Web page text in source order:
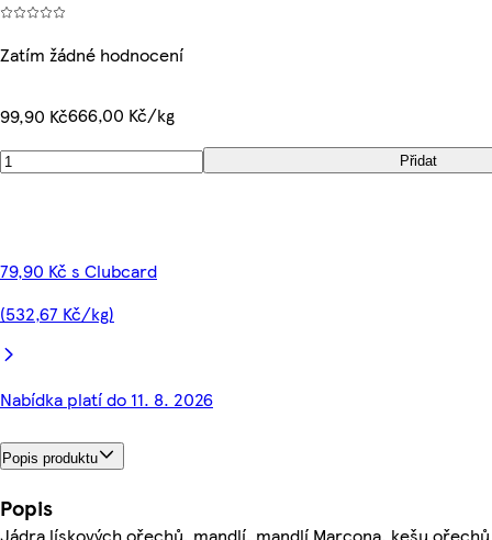
Zatím žádné hodnocení
99,90 Kč666,00 Kč/kg
Přidat
79,90 Kč s Clubcard
(532,67 Kč/kg)
Nabídka platí do 11. 8. 2026
Popis produktu
Popis
Jádra lískových ořechů, mandlí, mandlí Marcona, kešu